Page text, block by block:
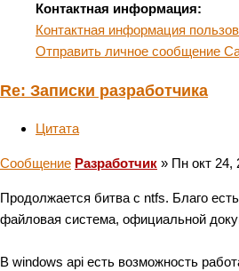
Контактная информация:
Контактная информация
Отправить личное сообщение
Re: Записки разработчика
Цитата
Сообщение Разработчик » Пн окт 24,
Продолжается битва с ntfs. Благо
файловая система, официальной
В windows api есть возможность